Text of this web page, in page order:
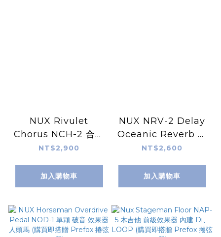
NUX Rivulet
Chorus NCH-2 合聲
單顆 效果器 (購買即搭
NT$2,900
加入購物車
NUX NRV-2 Delay
Oceanic Reverb 殘
響 效果器 MINI (購買
器)
NT$2,600
加入購物車